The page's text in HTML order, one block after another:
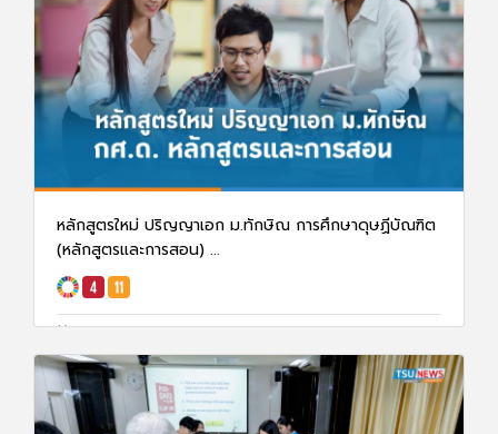
หลักสูตรใหม่ ปริญญาเอก ม.ทักษิณ การศึกษาดุษฏีบัณฑิต
(หลักสูตรและการสอน) ...